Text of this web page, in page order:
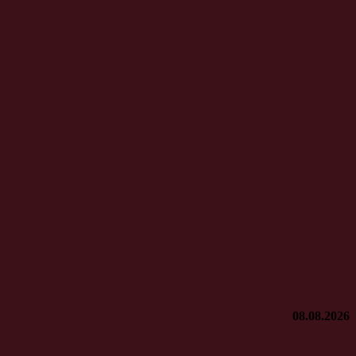
08.08.2026